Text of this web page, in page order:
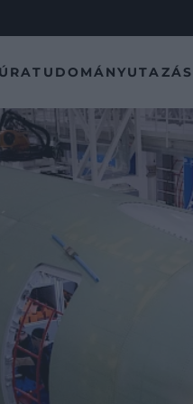
TUDOMÁNYUTAZÁS